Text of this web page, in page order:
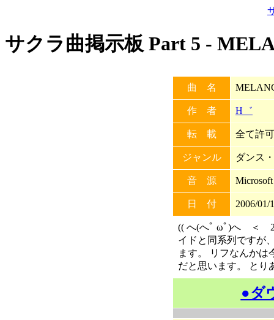
サクラ曲掲示板 Part 5 -
曲 名
作 者 H゛
転 載 全て許
ジャンル ダンス
音 源 Microsoft
日 付 2006/01/
(( へ(へﾟ ωﾟ)へ ＜
イドと同系列ですが
ます。 リフなんかは
だと思います。 とり
●ダ